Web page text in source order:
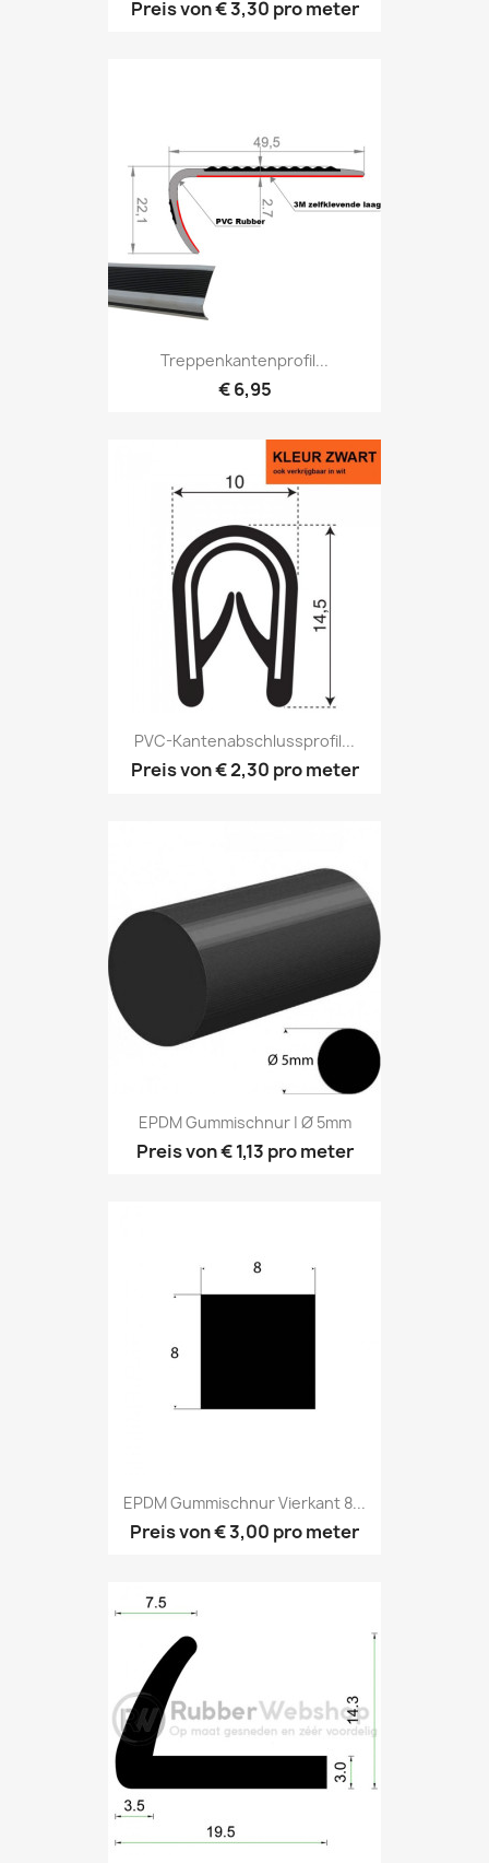
Preis von€ 3,30 pro meter
Treppenkantenprofil...
€ 6,95
PVC-Kantenabschlussprofil...
Preis von€ 2,30 pro meter
EPDM Gummischnur | Ø 5mm
Preis von€ 1,13 pro meter
EPDM Gummischnur Vierkant 8...
Preis von€ 3,00 pro meter